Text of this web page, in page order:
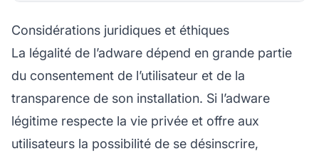
Considérations juridiques et éthiques
La légalité de l’adware dépend en grande partie
du consentement de l’utilisateur et de la
transparence de son installation. Si l’adware
légitime respecte la vie privée et offre aux
utilisateurs la possibilité de se désinscrire,